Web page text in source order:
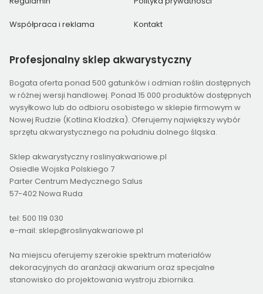
Współpraca i reklama Kontakt
Profesjonalny sklep akwarystyczny
Bogata oferta ponad 500 gatunków i odmian roślin dostępnych
w różnej wersji handlowej. Ponad 15 000 produktów dostępnych
wysyłkowo lub do odbioru osobistego w sklepie firmowym w
Nowej Rudzie (Kotlina Kłodzka). Oferujemy największy wybór
sprzętu akwarystycznego na południu dolnego śląska.
Sklep akwarystyczny roslinyakwariowe.pl
Osiedle Wojska Polskiego 7
Parter Centrum Medycznego Salus
57-402 Nowa Ruda
tel: 500 119 030
e-mail: sklep@roslinyakwariowe.pl
Na miejscu oferujemy szerokie spektrum materiałów
dekoracyjnych do aranżacji akwarium oraz specjalne
stanowisko do projektowania wystroju zbiornika.